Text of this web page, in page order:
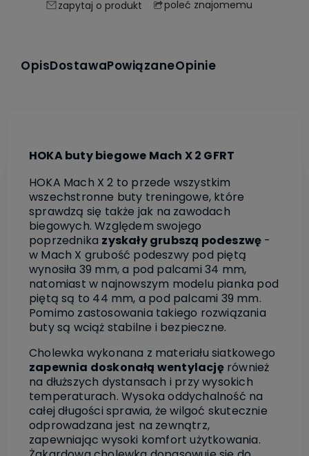
zapytaj o produkt poleć znajomemu
OpisDostawaPowiązaneOpinie
HOKA buty biegowe Mach X 2 GFRT
HOKA Mach X 2 to przede wszystkim
wszechstronne buty treningowe, które
sprawdzą się także jak na zawodach
biegowych. Względem swojego
poprzednika zyskały grubszą podeszwę -
w Mach X grubość podeszwy pod piętą
wynosiła 39 mm, a pod palcami 34 mm,
natomiast w najnowszym modelu pianka pod
piętą są to 44 mm, a pod palcami 39 mm.
Pomimo zastosowania takiego rozwiązania
buty są wciąż stabilne i bezpieczne.
Cholewka wykonana z materiału siatkowego
zapewnia doskonałą wentylacjęrównież
na dłuższych dystansach i przy wysokich
temperaturach. Wysoka oddychalność na
całej długości sprawia, że wilgoć skutecznie
odprowadzana jest na zewnątrz,
zapewniając wysoki komfort użytkowania.